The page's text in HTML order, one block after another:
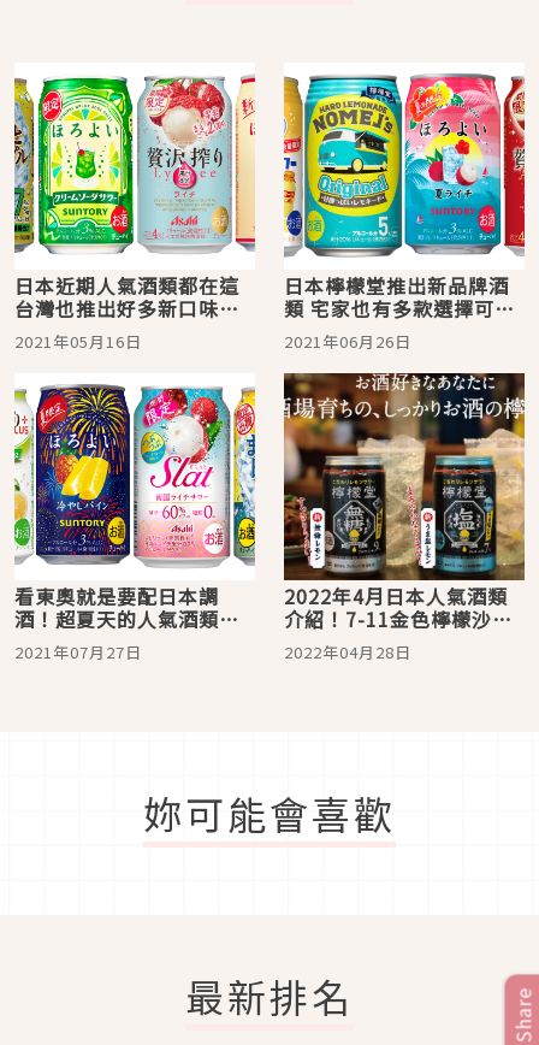
日本近期人氣酒類都在這
台灣也推出好多新口味
囉！
2021年05月16日
日本檸檬堂推出新品牌酒
類 宅家也有多款選擇可以
買！
2021年06月26日
看東奧就是要配日本調
酒！超夏天的人氣酒類一
起推薦給你
2021年07月27日
2022年4月日本人氣酒類
介紹！7-11金色檸檬沙瓦
＆檸檬堂無糖新口味都好
想一嘗
2022年04月28日
妳可能會喜歡
最新排名 Share